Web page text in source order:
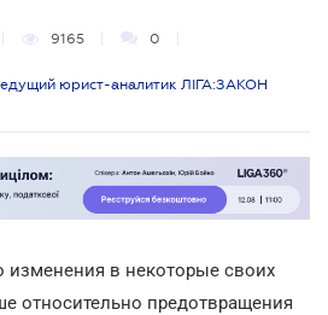
9165 0
юрист-аналитик ЛІГА:ЗАКОН
изменения в некоторые своих
относительно предотвращения